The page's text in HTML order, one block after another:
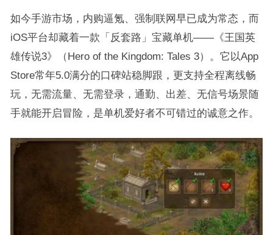
如今手游市场，内购逼氪、强制联网早已成为常态，而
iOS平台却藏着一款「反套路」宝藏单机——《王国英
雄传说3》（Hero of the Kingdom: Tales 3）。它以App
Store常年5.0满分的口碑站稳脚跟，更支持全程离线畅
玩，无需流量、无需登录，通勤、出差、无信号场景随
手就能开启冒险，是单机爱好者不可错过的诚意之作。